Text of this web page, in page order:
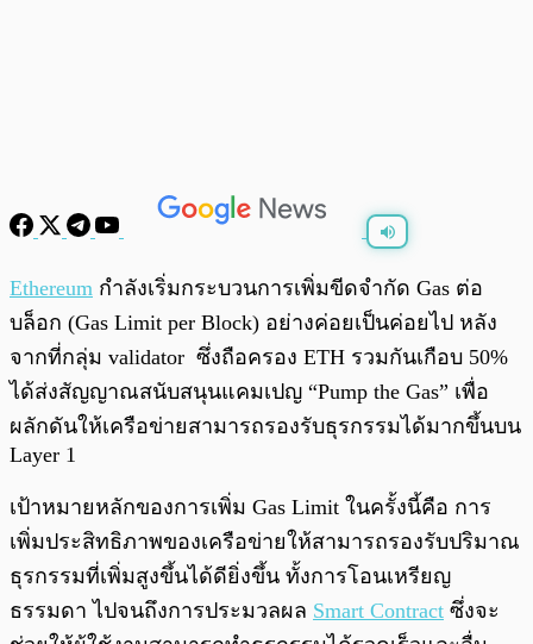
พร้อมเล่น 0:00
Ethereum กำลังเริ่มกระบวนการเพิ่มขีดจำกัด Gas ต่อ
บล็อก (Gas Limit per Block) อย่างค่อยเป็นค่อยไป หลัง
จากที่กลุ่ม validator ซึ่งถือครอง ETH รวมกันเกือบ 50%
ได้ส่งสัญญาณสนับสนุนแคมเปญ “Pump the Gas” เพื่อ
ผลักดันให้เครือข่ายสามารถรองรับธุรกรรมได้มากขึ้นบน
Layer 1
เป้าหมายหลักของการเพิ่ม Gas Limit ในครั้งนี้คือ การ
เพิ่มประสิทธิภาพของเครือข่ายให้สามารถรองรับปริมาณ
ธุรกรรมที่เพิ่มสูงขึ้นได้ดียิ่งขึ้น ทั้งการโอนเหรียญ
ธรรมดา ไปจนถึงการประมวลผล Smart Contract ซึ่งจะ